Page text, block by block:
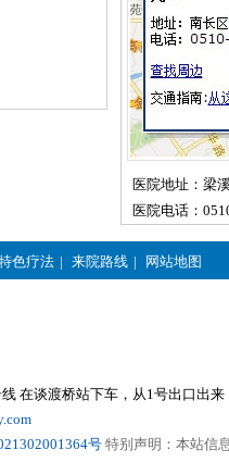
医院地址：梁
医院电话：
色疗法 | 来院路线 | 网站地图
在谈渡桥站下车，从1号出口出来
号 特别声明：本站信